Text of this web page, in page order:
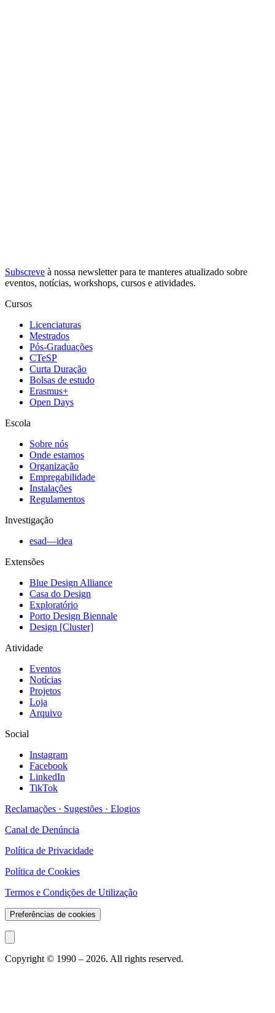
Subscreve à nossa newsletterpara te manteres atualizado sobre
eventos, notícias, workshops, cursos e atividades.
Cursos
Licenciaturas
Mestrados
Pós-Graduações
CTeSP
Curta Duração
Bolsas de estudo
Erasmus+
Open Days
Escola
Sobre nós
Onde estamos
Organização
Empregabilidade
Instalações
Regulamentos
Investigação
esad—idea
Extensões
Blue Design Alliance
Casa do Design
Exploratório
Porto Design Biennale
Design [Cluster]
Atividade
Eventos
Notícias
Projetos
Loja
Arquivo
Social
Instagram
Facebook
LinkedIn
TikTok
Reclamações · Sugestões · Elogios
Canal de Denúncia
Política de Privacidade
Política de Cookies
Termos e Condições de Utilização
Preferências de cookies
Copyright © 1990 – 2026. All rights reserved.